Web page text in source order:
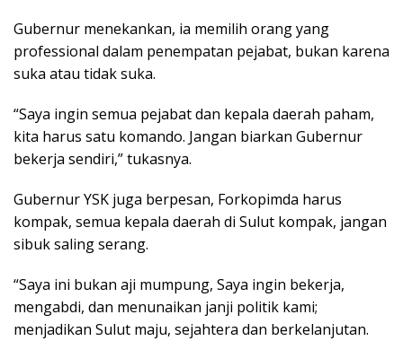
Gubernur menekankan, ia memilih orang yang
professional dalam penempatan pejabat, bukan karena
suka atau tidak suka.
“Saya ingin semua pejabat dan kepala daerah paham,
kita harus satu komando. Jangan biarkan Gubernur
bekerja sendiri,” tukasnya.
Gubernur YSK juga berpesan, Forkopimda harus
kompak, semua kepala daerah di Sulut kompak, jangan
sibuk saling serang.
“Saya ini bukan aji mumpung, Saya ingin bekerja,
mengabdi, dan menunaikan janji politik kami;
menjadikan Sulut maju, sejahtera dan berkelanjutan.